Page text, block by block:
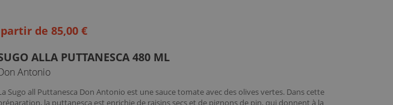
de 85,00 €
ALLA PUTTANESCA 480 ML
Antonio
Sugo all Puttanesca Don Antonio est une sauce tomate avec des olives vertes. Dans cette
la puttanesca est enrichie de raisins secs et de pignons de pin, qui donnent à la